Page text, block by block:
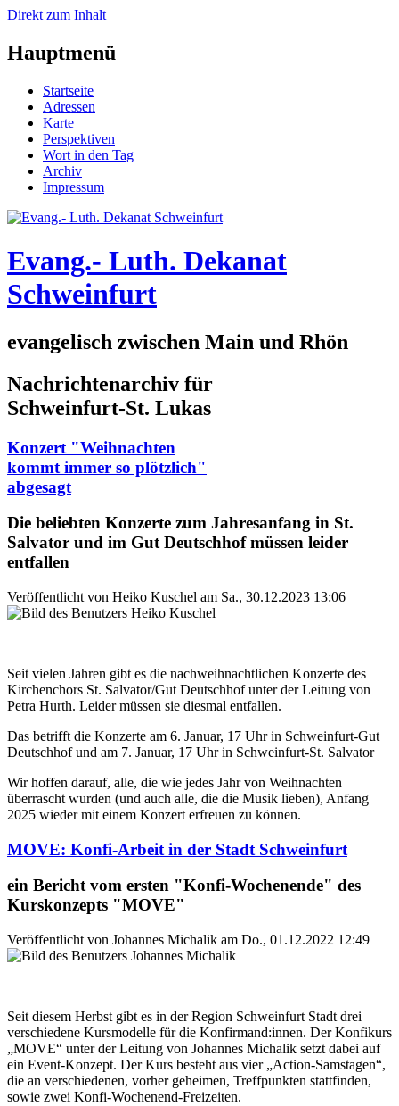
Direkt zum Inhalt
Hauptmenü
Startseite
Adressen
Karte
Perspektiven
Wort in den Tag
Archiv
Impressum
Evang.- Luth. Dekanat
Schweinfurt
evangelisch zwischen Main und Rhön
Nachrichtenarchiv für
Schweinfurt-St. Lukas
Konzert "Weihnachten
kommt immer so plötzlich"
abgesagt
Die beliebten Konzerte zum Jahresanfang in St.
Salvator und im Gut Deutschhof müssen leider
entfallen
Veröffentlicht von Heiko Kuschel am Sa., 30.12.2023 13:06
Seit vielen Jahren gibt es die nachweihnachtlichen Konzerte des
Kirchenchors St. Salvator/Gut Deutschhof unter der Leitung von
Petra Hurth. Leider müssen sie diesmal entfallen.
Das betrifft die Konzerte am 6. Januar, 17 Uhr in Schweinfurt-Gut
Deutschhof und am 7. Januar, 17 Uhr in Schweinfurt-St. Salvator
Wir hoffen darauf, alle, die wie jedes Jahr von Weihnachten
überrascht wurden (und auch alle, die die Musik lieben), Anfang
2025 wieder mit einem Konzert erfreuen zu können.
MOVE: Konfi-Arbeit in der Stadt Schweinfurt
ein Bericht vom ersten "Konfi-Wochenende" des
Kurskonzepts "MOVE"
Veröffentlicht von Johannes Michalik am Do., 01.12.2022 12:49
Seit diesem Herbst gibt es in der Region Schweinfurt Stadt drei
verschiedene Kursmodelle für die Konfirmand:innen. Der Konfikurs
„MOVE“ unter der Leitung von Johannes Michalik setzt dabei auf
ein Event-Konzept. Der Kurs besteht aus vier „Action-Samstagen“,
die an verschiedenen, vorher geheimen, Treffpunkten stattfinden,
sowie zwei Konfi-Wochenend-Freizeiten.